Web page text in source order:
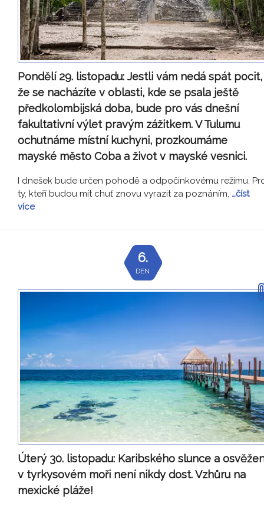
Pondělí 29. listopadu: Jestli vám nedá spát pocit,
že se nacházíte v oblasti, kde se psala ještě
předkolombijská doba, bude pro vás dnešní
fakultativní výlet pravým zážitkem. V Tulumu
ochutnáme místní kuchyni, prozkoumáme
mayské město Coba a život v mayské vesnici.
I dnešek bude určen pohodě a odpočinkovému režimu.
ty, kteří budou mít chuť znovu vyrazit za poznáním, …číst
více
6.
DEN
Úterý 30. listopadu: Karibského slunce a
v tyrkysovém moři není nikdy dost. Vzhůru na
mexické pláže!